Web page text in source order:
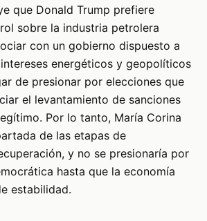
que Donald Trump prefiere
sobre la industria petrolera
con un gobierno dispuesto a
energéticos y geopolíticos
de presionar por elecciones que
el levantamiento de sanciones
Por lo tanto, María Corina
de las etapas de
y no se presionaría por
hasta que la economía
estabilidad.